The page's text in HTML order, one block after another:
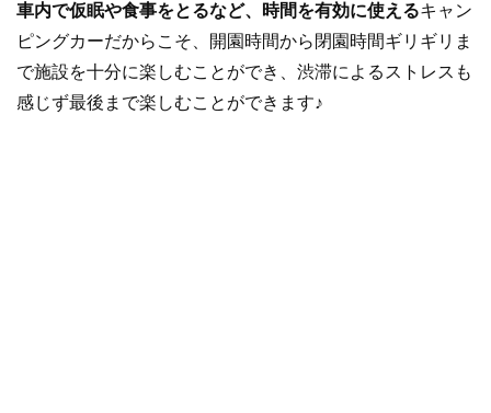
車内で仮眠や食事をとるなど、時間を有効に使えるキャン
ピングカーだからこそ、開園時間から閉園時間ギリギリま
で施設を十分に楽しむことができ、渋滞によるストレスも
感じず最後まで楽しむことができます♪